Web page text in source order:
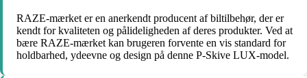
RAZE-mærket er en anerkendt producent af biltilbehør, der er
kendt for kvaliteten og pålideligheden af deres produkter. Ved at
bære RAZE-mærket kan brugeren forvente en vis standard for
holdbarhed, ydeevne og design på denne P-Skive LUX-model.